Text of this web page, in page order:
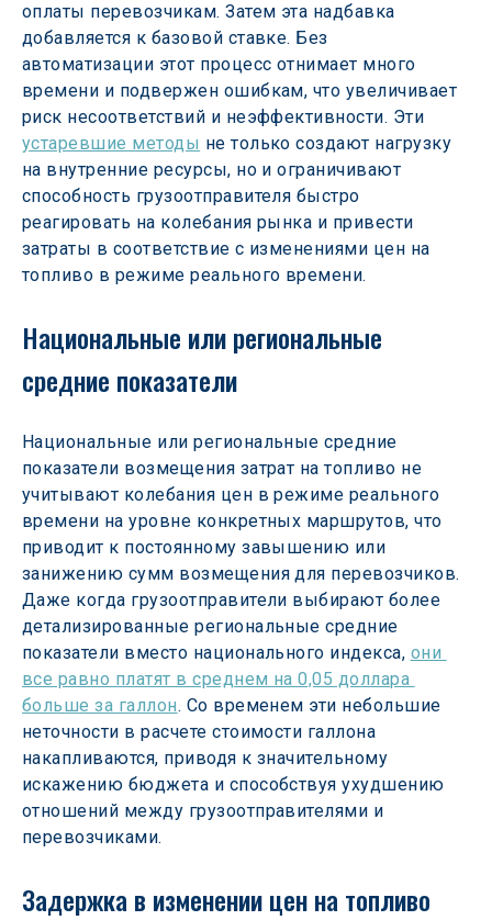
оплаты перевозчикам. Затем эта надбавка
добавляется к базовой ставке. Без
автоматизации этот процесс отнимает много
времени и подвержен ошибкам, что увеличивает
риск несоответствий и неэффективности. Эти
устаревшие методы не только создают нагрузку
на внутренние ресурсы, но и ограничивают
способность грузоотправителя быстро
реагировать на колебания рынка и привести
затраты в соответствие с изменениями цен на
топливо в режиме реального времени.
Национальные или региональные
средние показатели
Национальные или региональные средние
показатели возмещения затрат на топливо не
учитывают колебания цен в режиме реального
времени на уровне конкретных маршрутов, что
приводит к постоянному завышению или
занижению сумм возмещения для перевозчиков.
Даже когда грузоотправители выбирают более
детализированные региональные средние
показатели вместо национального индекса, они
все равно платят в среднем на 0,05 доллара
больше за галлон. Со временем эти небольшие
неточности в расчете стоимости галлона
накапливаются, приводя к значительному
искажению бюджета и способствуя ухудшению
отношений между грузоотправителями и
перевозчиками.
Задержка в изменении цен на топливо